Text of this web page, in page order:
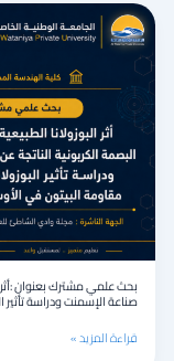
بحث علمي مشترك بعنوان :أثر
صناعة الإسمنت ودراسة تأثير
بحث
علمي
مشترك
بعنوان
:أثر
البوزولانا
الطبيعية
في
تخفيف
البصمة
الكربونية
الناتجة
الإسمنت
ودراسة
تأثير
البوزولانا
قراءة المزيد »